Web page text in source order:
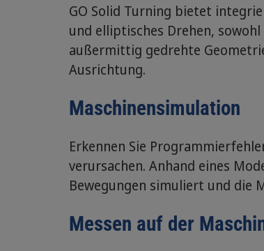
GO Solid Turning bietet
und elliptisches Drehen,
außermittig gedrehte
Ausrichtung.
Maschinensimulation
Erkennen Sie
verursachen. Anhand eines
Bewegungen simuliert und die
Messen auf der